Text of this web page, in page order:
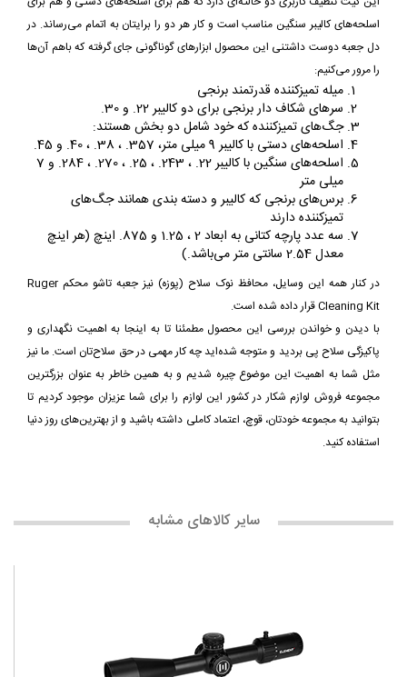
اسلحه‌های کالیبر سنگین مناسب است و کار هر دو را برایتان به اتمام می‌رساند. در
دل جعبه دوست داشتنی این محصول ابزارهای گوناگونی جای گرفته که باهم آن‌ها
را مرور می‌کنیم:
میله تمیزکننده قدرتمند برنجی
سرهای شکاف دار برنجی برای دو کالیبر 22. و 30.
جگ‌های تمیزکننده که خود شامل دو بخش هستند:
اسلحه‌های دستی با کالیبر 9 میلی متر، 357. ، 38. ، 40. و 45.
اسلحه‌های سنگین با کالیبر 22. ، 243. ، 25. ، 270. ، 284. و 7
میلی متر
برس‌های برنجی که کالیبر و دسته بندی همانند جگ‌های
تمیزکننده دارند
سه عدد پارچه کتانی به ابعاد 2 ، 1.25 و 875. اینچ (هر اینچ
معدل 2.54 سانتی متر می‌باشد.)
در کنار همه این وسایل، محافظ نوک سلاح (پوزه) نیز جعبه تاشو محکم Ruger
Cleaning Kit قرار داده شده است.
با دیدن و خواندن بررسی این محصول مطمئنا تا به اینجا به اهمیت نگهداری و
پاکیزگی سلاح پی بردید و متوجه شده‌اید چه کار مهمی در حق سلاح‌تان است. ما نیز
مثل شما به اهمیت این موضوع چیره شدیم و به همین خاطر به عنوان بزرگترین
مجموعه فروش لوازم شکار در کشور این لوازم را برای شما عزیزان موجود کردیم تا
بتوانید به مجموعه خودتان، قوچ، اعتماد کاملی داشته باشید و از بهترین‌های روز دنیا
استفاده کنید.
سایر کالاهای مشابه